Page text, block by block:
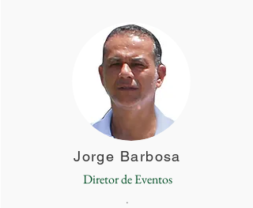
Jorge Barbosa
Diretor de Eventos
.